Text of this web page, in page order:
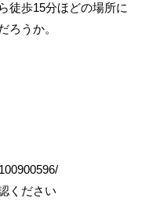
徒歩15分ほどの場所に
ろうか。
ください